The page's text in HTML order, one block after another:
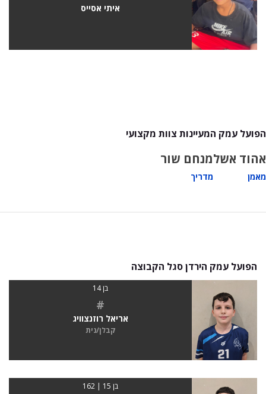
איתי אסייס
הפועל עמק המעיינות צוות מקצועי
אהוד אשל
מאמן
מנחם שור
מדריך
הפועל עמק הירדן סגל הקבוצה
בן 14
#
אריאל רוזנצוויג
קבלן/נית
בן 15 | 162